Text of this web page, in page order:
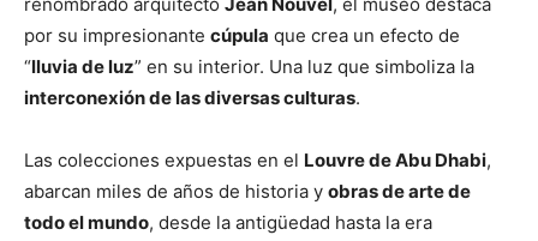
renombrado arquitecto Jean Nouvel , el museo destaca
por su impresionante cúpula que crea un efecto de
“lluvia de luz” en su interior. Una luz que simboliza la
interconexión de las diversas culturas.
Las colecciones expuestas en el Louvre de Abu Dhabi,
abarcan miles de años de historia y obras de arte de
todo el mundo, desde la antigüedad hasta la era